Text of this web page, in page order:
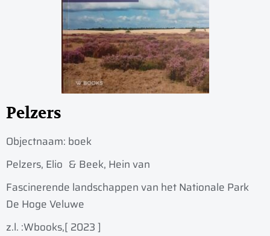
Pelzers
Objectnaam: boek
Pelzers, Elio & Beek, Hein van
Fascinerende landschappen van het Nationale Park
De Hoge Veluwe
z.l. :Wbooks,[ 2023 ]